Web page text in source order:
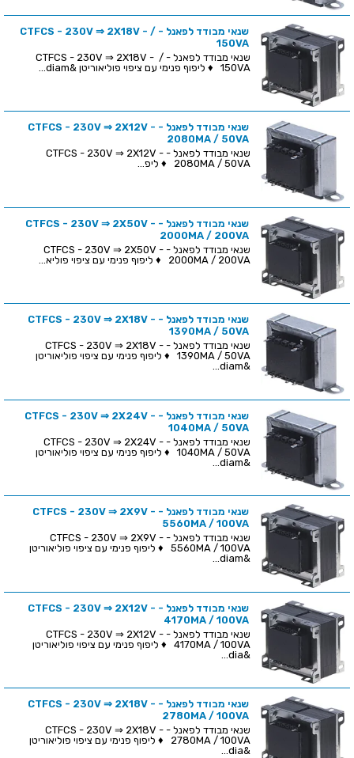
שנאי מבודד לפאנל - CTFCS - 230V ⇒ 2X18V - /
150VA
שנאי מבודד לפאנל - CTFCS - 230V ⇒ 2X18V - /
150VA ♦ ליפוף פנימי עם ציפוי פוליאוריטן &diam...
שנאי מבודד לפאנל - CTFCS - 230V ⇒ 2X12V -
2080MA / 50VA
שנאי מבודד לפאנל - CTFCS - 230V ⇒ 2X12V -
2080MA / 50VA ♦ ליפ...
שנאי מבודד לפאנל - CTFCS - 230V ⇒ 2X50V -
2000MA / 200VA
שנאי מבודד לפאנל - CTFCS - 230V ⇒ 2X50V -
2000MA / 200VA ♦ ליפוף פנימי עם ציפוי פוליא...
שנאי מבודד לפאנל - CTFCS - 230V ⇒ 2X18V -
1390MA / 50VA
שנאי מבודד לפאנל - CTFCS - 230V ⇒ 2X18V -
1390MA / 50VA ♦ ליפוף פנימי עם ציפוי פוליאוריטן
&diam...
שנאי מבודד לפאנל - CTFCS - 230V ⇒ 2X24V -
1040MA / 50VA
שנאי מבודד לפאנל - CTFCS - 230V ⇒ 2X24V -
1040MA / 50VA ♦ ליפוף פנימי עם ציפוי פוליאוריטן
&diam...
שנאי מבודד לפאנל - CTFCS - 230V ⇒ 2X9V -
5560MA / 100VA
שנאי מבודד לפאנל - CTFCS - 230V ⇒ 2X9V -
5560MA / 100VA ♦ ליפוף פנימי עם ציפוי פוליאוריטן
&diam...
שנאי מבודד לפאנל - CTFCS - 230V ⇒ 2X12V -
4170MA / 100VA
שנאי מבודד לפאנל - CTFCS - 230V ⇒ 2X12V -
4170MA / 100VA ♦ ליפוף פנימי עם ציפוי פוליאוריטן
&dia...
שנאי מבודד לפאנל - CTFCS - 230V ⇒ 2X18V -
2780MA / 100VA
שנאי מבודד לפאנל - CTFCS - 230V ⇒ 2X18V -
2780MA / 100VA ♦ ליפוף פנימי עם ציפוי פוליאוריטן
&dia...